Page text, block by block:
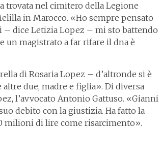
trovata nel cimitero della Legione
in Marocco. «Ho sempre pensato
– dice Letizia Lopez – mi sto battendo
un magistrato a far rifare il dna è
di Rosaria Lopez – d’altronde si è
due, madre e figlia». Di diversa
l’avvocato Antonio Gattuso. «Gianni
debito con la giustizia. Ha fatto la
milioni di lire come risarcimento».